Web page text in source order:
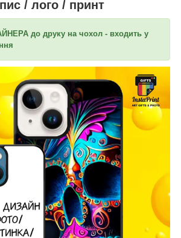
/ лого / принт
до друку на чохол - входить у